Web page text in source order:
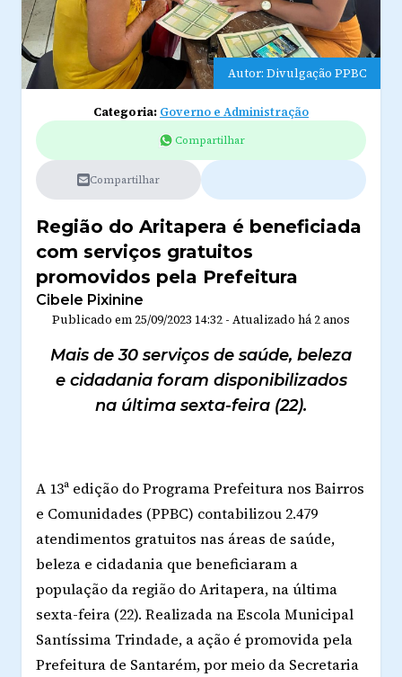
Autor: Divulgação PPBC
Categoria: Governo e Administração
Compartilhar
Compartilhar
Região do Aritapera é beneficiada
com serviços gratuitos
promovidos pela Prefeitura
Cibele Pixinine
Publicado em 25/09/2023 14:32 - Atualizado há 2 anos
Mais de 30 serviços de saúde, beleza
e cidadania foram disponibilizados
na última sexta-feira (22).
A 13ª edição do Programa Prefeitura nos Bairros
e Comunidades (PPBC) contabilizou 2.479
atendimentos gratuitos nas áreas de saúde,
beleza e cidadania que beneficiaram a
população da região do Aritapera, na última
sexta-feira (22). Realizada na Escola Municipal
Santíssima Trindade, a ação é promovida pela
Prefeitura de Santarém, por meio da Secretaria